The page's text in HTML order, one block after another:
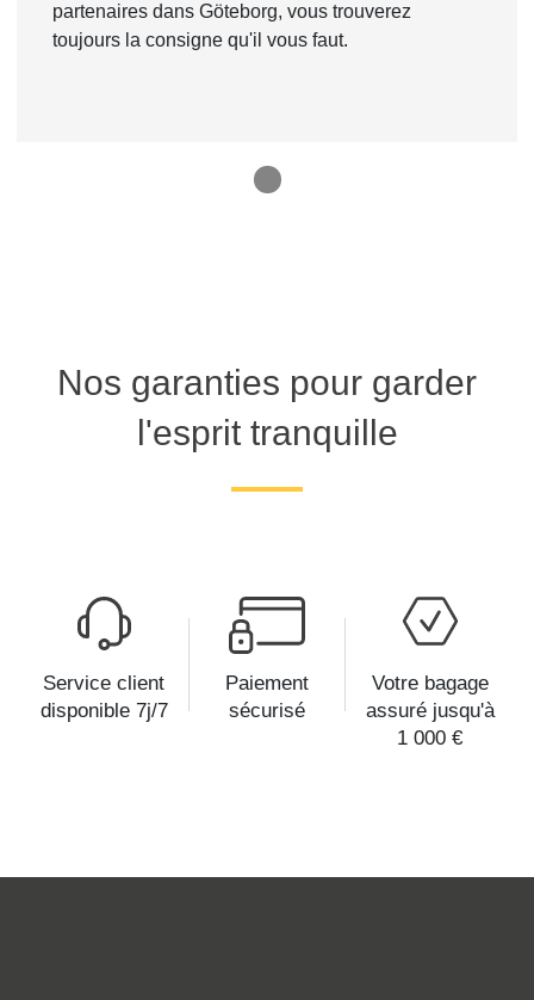
partenaires dans Göteborg, vous trouverez
toujours la consigne qu'il vous faut.
Nos garanties pour garder
l'esprit tranquille
Service client
disponible 7j/7
Paiement
sécurisé
Votre bagage
assuré jusqu'à
1 000 €